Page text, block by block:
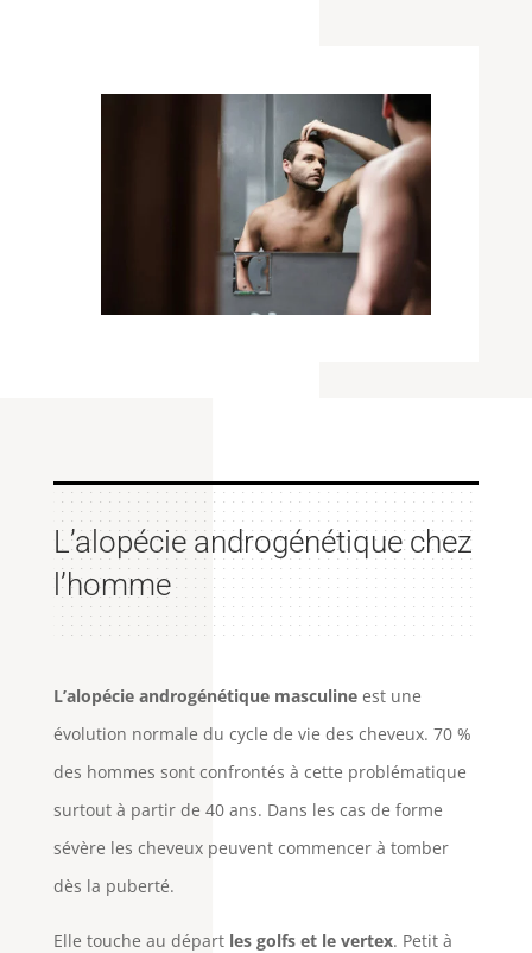
L’alopécie androgénétique chez
l’homme
L’alopécie androgénétique masculineest une
évolution normale du cycle de vie des cheveux. 70 %
des hommes sont confrontés à cette problématique
surtout à partir de 40 ans. Dans les cas de forme
sévère les cheveux peuvent commencer à tomber
dès la puberté.
Elle touche au départ les golfs et le vertex. Petit à